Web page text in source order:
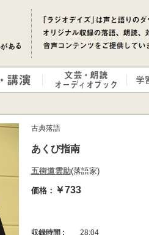
古典落語
あくび指南
五街道雲助(落語家)
価格： ￥733
収録時間 :
28:04